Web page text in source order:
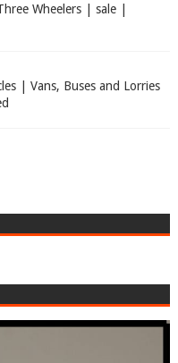
Wheelers | sale |
| Vans, Buses and Lorries